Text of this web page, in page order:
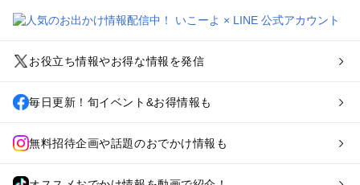
お役立ち情報やお得な情報を発信
毎日更新！旬イベント&お得情報も
無料招待企画や話題のおでかけ情報も